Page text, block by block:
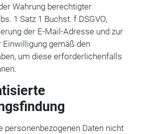
Wahrung berechtigter
1 Satz 1 Buchst. f DSGVO,
der E-Mail-Adresse und zur
gemäß den
um diese erforderlichenfalls
personenbezogenen Daten nicht